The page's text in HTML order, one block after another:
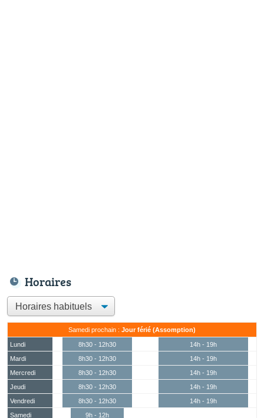
Horaires
Samedi prochain : Jour férié (Assomption)
Lundi 8h30 - 12h30
14h - 19h
Mardi
8h30 - 12h30
14h - 19h
Mercredi
8h30 - 12h30
14h - 19h
Jeudi
8h30 - 12h30
14h - 19h
Vendredi
8h30 - 12h30
14h - 19h
Samedi
9h - 12h